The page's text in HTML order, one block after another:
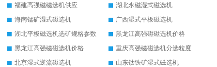
福建高强磁磁选机供应
湖北永磁湿式磁选机
海南锰矿湿式磁选机
广西湿式平板磁选机
湖北平板磁选机选矿规格参数
黑龙江高强磁磁选机价格
黑龙江高强磁磁选机价格
重庆高强磁磁选机分选粒度
北京湿式逆流磁选机
山东钛铁矿湿式磁选机